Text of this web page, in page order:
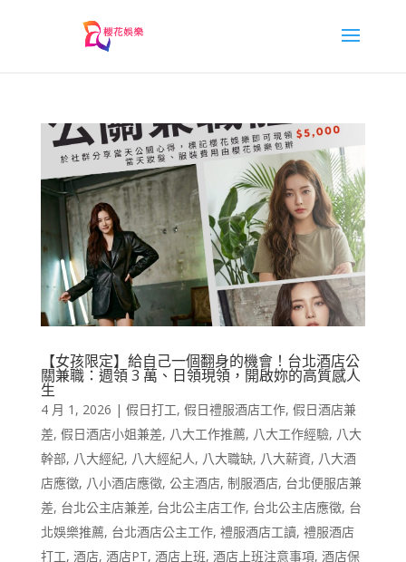
【女孩限定】給自己一個翻身的機會！台北酒店公
關兼職：週領 3 萬、日領現領，開啟妳的高質感人
生
4 月 1, 2026 | 假日打工, 假日禮服酒店工作, 假日酒店兼
差, 假日酒店小姐兼差, 八大工作推薦, 八大工作經驗, 八大
幹部, 八大經紀, 八大經紀人, 八大職缺, 八大薪資, 八大酒
店應徵, 八小酒店應徵, 公主酒店, 制服酒店, 台北便服店兼
差, 台北公主店兼差, 台北公主店工作, 台北公主店應徵, 台
北娛樂推薦, 台北酒店公主工作, 禮服酒店工讀, 禮服酒店
打工, 酒店, 酒店PT, 酒店上班, 酒店上班注意事項, 酒店保